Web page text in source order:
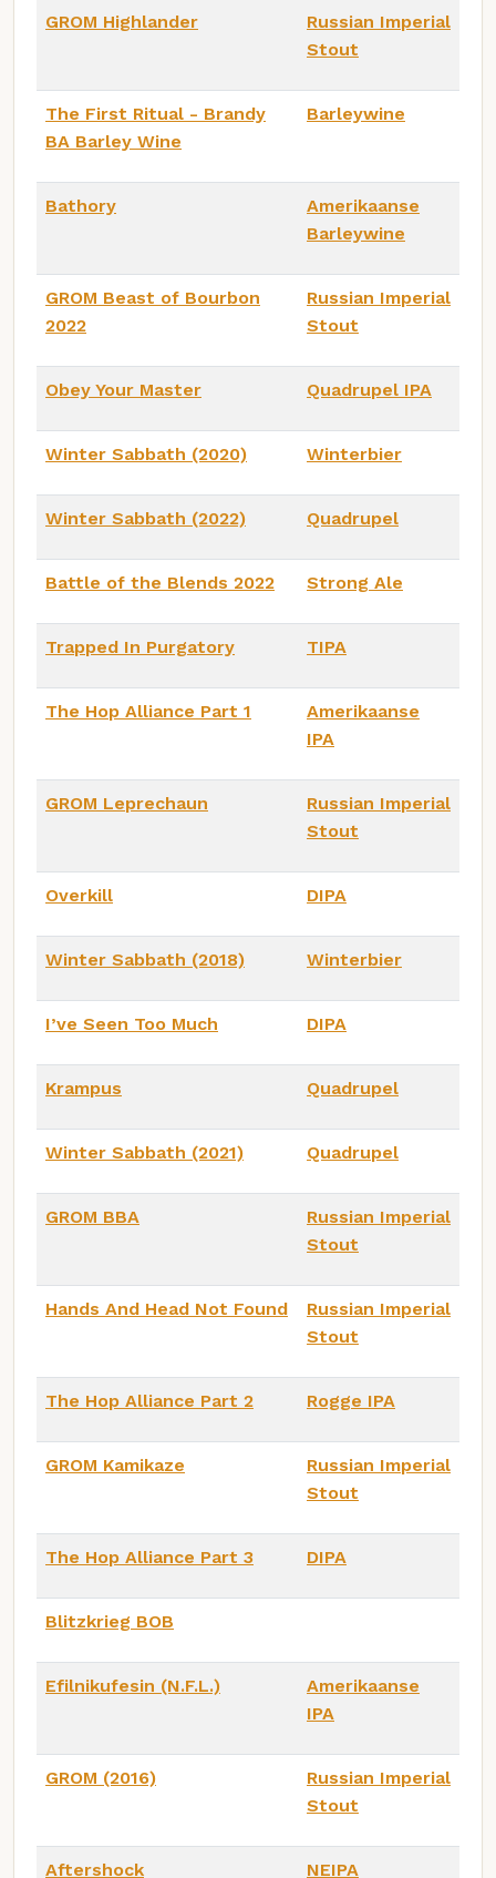
GROM Highlander
Russian Imperial
Stout
The First Ritual - Brandy
BA Barley Wine
Barleywine
Bathory
Amerikaanse
Barleywine
GROM Beast of Bourbon
2022
Russian Imperial
Stout
Obey Your Master Quadrupel IPA
Winter Sabbath (2020) Winterbier
Winter Sabbath (2022) Quadrupel
Battle of the Blends 2022 Strong Ale
Trapped In Purgatory TIPA
The Hop Alliance Part 1
Amerikaanse
IPA
GROM Leprechaun
Russian Imperial
Stout
Overkill DIPA
Winter Sabbath (2018) Winterbier
I’ve Seen Too Much DIPA
Krampus Quadrupel
Winter Sabbath (2021) Quadrupel
GROM BBA
Russian Imperial
Stout
Hands And Head Not Found
Russian Imperial
Stout
The Hop Alliance Part 2 Rogge IPA
GROM Kamikaze
Russian Imperial
Stout
The Hop Alliance Part 3 DIPA
Blitzkrieg BOB
Efilnikufesin (N.F.L.)
Amerikaanse
IPA
GROM (2016)
Russian Imperial
Stout
Aftershock NEIPA